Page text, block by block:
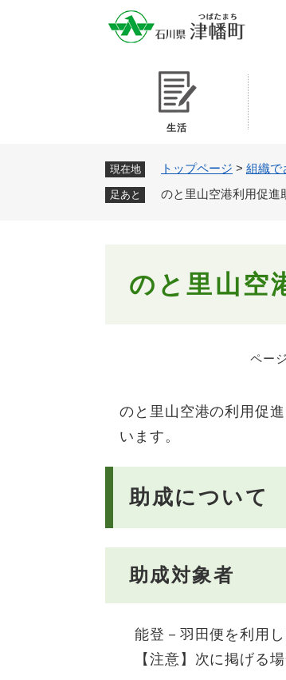
生活
現在地 トップページ > 組織で
足あと のと里山空港利用促進
のと里山空
ペー
のと里山空港の利用促
います。
助成について
助成対象者
能登－羽田便を利用
【注意】次に掲げる